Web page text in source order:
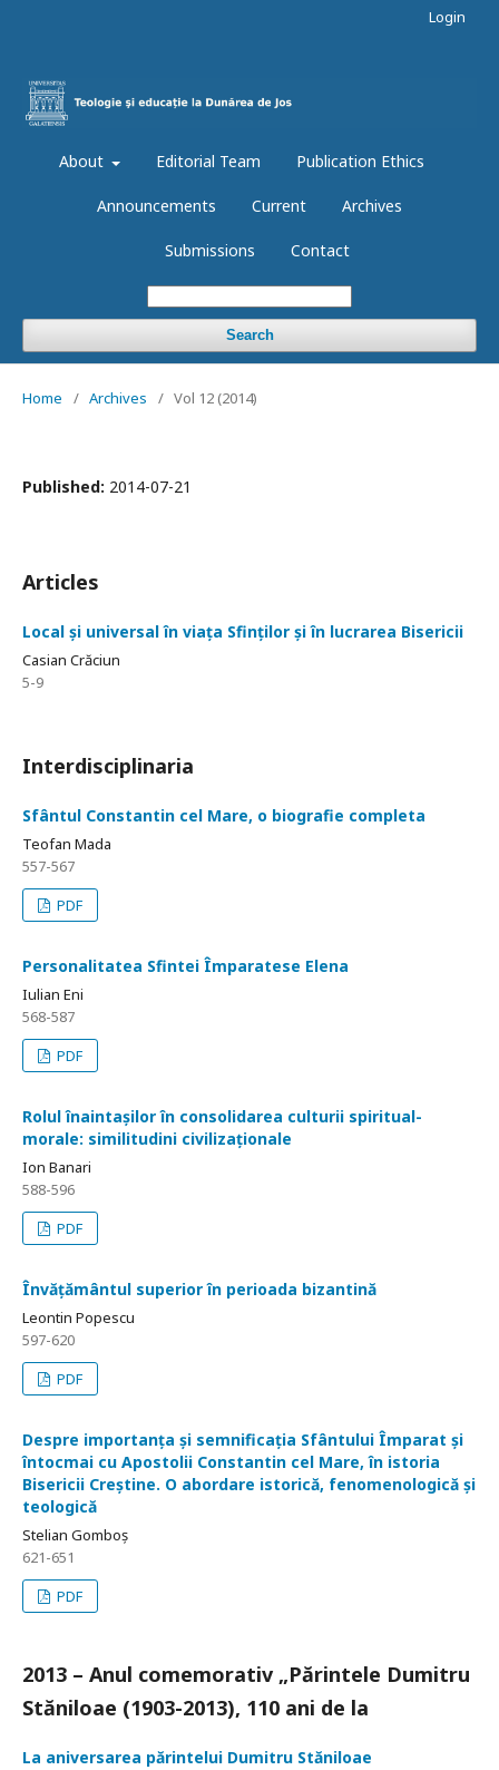
About Editorial Team Publication Ethics
Announcements Current Archives
Submissions Contact
Search
Login
Home / Archives / Vol 12 (2014)
Published: 2014-07-21
Articles
Local și universal în viața Sfinților și în lucrarea Bisericii
Casian Crăciun
5-9
Interdisciplinaria
Sfântul Constantin cel Mare, o biografie completa
Teofan Mada
557-567
PDF
Personalitatea Sfintei Împaratese Elena
Iulian Eni
568-587
PDF
Rolul înaintașilor în consolidarea culturii spiritual-
morale: similitudini civilizaționale
Ion Banari
588-596
PDF
Învățământul superior în perioada bizantină
Leontin Popescu
597-620
PDF
Despre importanța și semnificația Sfântului Împarat și
întocmai cu Apostolii Constantin cel Mare, în istoria
Bisericii Creștine. O abordare istorică, fenomenologică și
teologică
Stelian Gomboș
621-651
PDF
2013 – Anul comemorativ „Părintele Dumitru
Stăniloae (1903-2013), 110 ani de la
La aniversarea părintelui Dumitru Stăniloae